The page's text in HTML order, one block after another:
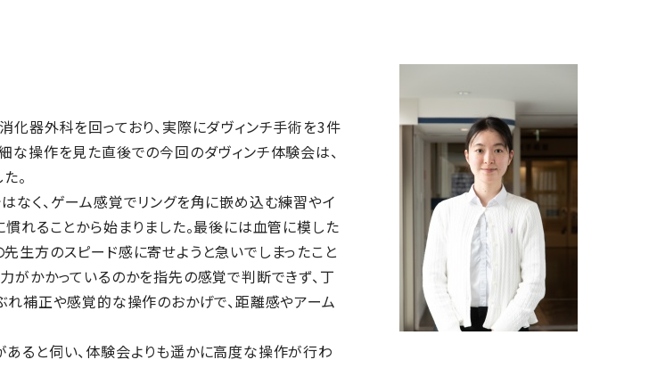
化器外科を回っており、実際にダヴィンチ手術を3件
な操作を見た直後での今回のダヴィンチ体験会は、
。
なく、ゲーム感覚でリングを角に嵌め込む練習やイ
れることから始まりました。最後には血管に模した
生方のスピード感に寄せようと急いでしまったこと
がかかっているのかを指先の感覚で判断できず、丁
れ補正や感覚的な操作のおかげで、距離感やアーム
ると伺い、体験会よりも遥かに高度な操作が行わ